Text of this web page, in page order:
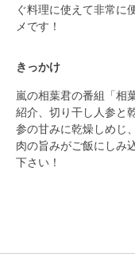
ぐ料理に使えて非常に
メです！
きっかけ
嵐の相葉君の番組「相
紹介、切り干し人参と
参の甘みに乾燥しめじ
肉の旨みがご飯にしみ
下さい！